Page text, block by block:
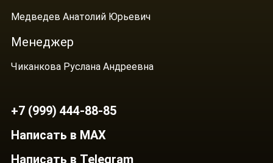
Медведев Анатолий Юрьевич
Менеджер
Чиканкова Руслана Андреевна
+7 (999) 444-88-85
Написать в MAX
Написать в Telegram